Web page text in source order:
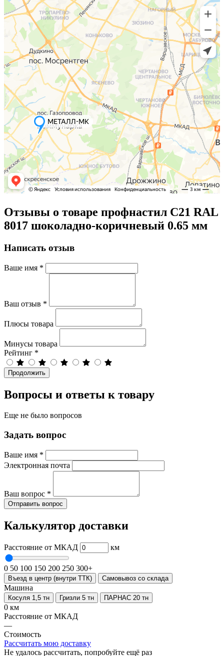
Отзывы о товаре профнастил С21 RAL
8017 шоколадно-коричневый 0.65 мм
Написать отзыв
Ваше имя *
Ваш отзыв *
Плюсы товара
Минусы товара
Рейтинг *
Продолжить
Вопросы и ответы к товару
Еще не было вопросов
Задать вопрос
Ваше имя *
Электронная почта
Ваш вопрос *
Отправить вопрос
Калькулятор доставки
Расстояние от МКАД км
0 50 100 150 200 250 300+
Въезд в центр (внутри ТТК) Самовывоз со склада
Машина
Косуля 1,5 тн Гризли 5 тн ПАРНАС 20 тн
0 км
Расстояние от МКАД
—
Стоимость
Рассчитать мою доставку
Не удалось рассчитать, попробуйте ещё раз